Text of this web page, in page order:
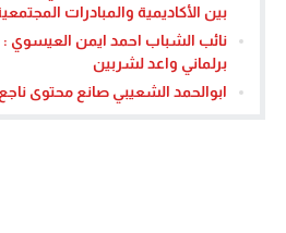
بين الأكاديمية والمبادرات
نائب الشباب احمد ايمن
برلماني واعد لشربين
ابوالحمد الشعيبي صانع محتوى